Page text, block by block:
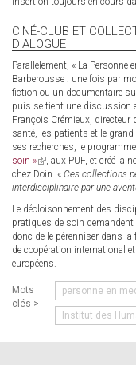
CINÉ-CLUB ET
DIALOGUE
Parallèlement, « La Personne
Barberousse : une fois par
fiction ou un documentaire
puis se tient une discussion
François Crémieux, directeur
santé, les patients et le
ses recherches, le
soin »(link
is
external)
, aux PUF, et créé la
chez Doin. « Ces collections
interdisciplinaire par une
Le décloisonnement des
pratiques de soin
donc de le pérenniser dans
de coopération international
européens.
Mots
clés >
personne en
Institut des